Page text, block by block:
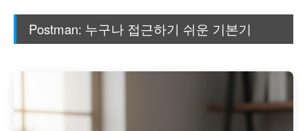
Postman: 누구나 접근하기 쉬운 기본기